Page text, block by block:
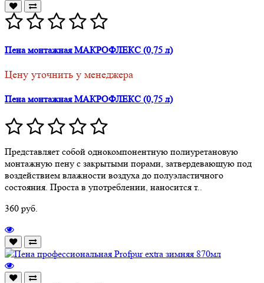
Пена монтажная МАКРОФЛЕКС (0,75 л)
Цену уточнить у менеджера
Пена монтажная МАКРОФЛЕКС (0,75 л)
Представляет собой однокомпонентную полиуретановую
монтажную пену с закрытыми порами, затвердевающую под
воздействием влажности воздуха до полуэластичного
состояния. Проста в употреблении, наносится т..
360 руб.